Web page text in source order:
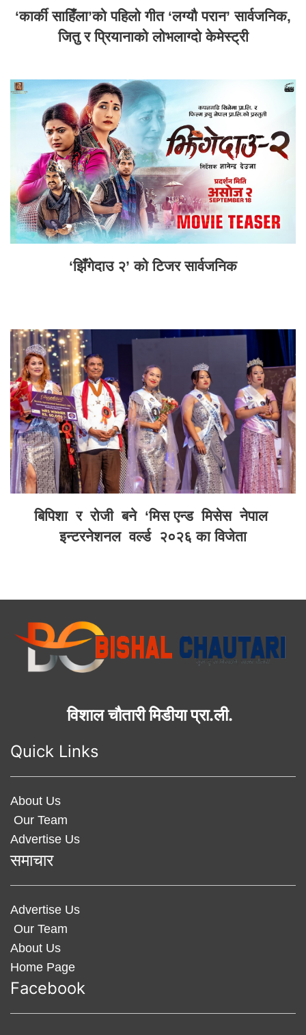
‘कार्की साहिँला’को पहिलो गीत ‘लग्यौ परान’ सार्वजनिक,
जितु र प्रियानाको लोभलाग्दो केमेस्ट्री
‘झिँगेदाउ २’ को टिजर सार्वजनिक
बिपिशा र रोजी बने ‘मिस एन्ड मिसेस नेपाल
इन्टरनेशनल वर्ल्ड २०२६ का विजेता
विशाल चौतारी मिडीया प्रा.ली.
Quick Links
About Us
Our Team
Advertise Us
समाचार
Advertise Us
Our Team
About Us
Home Page
Facebook